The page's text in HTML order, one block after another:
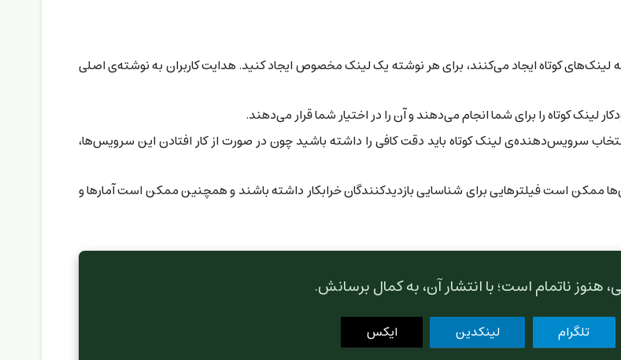
کوتاه ایجاد می‌کنند، برای هر نوشته یک لینک مخصوص ایجاد کنید. هدایت کاربران به نوشته‌ی اصلی
کوتاه را برای شما انجام می‌دهند و آن را در اختیار شما قرار می‌دهند.
سرویس‌دهنده‌ی لینک کوتاه باید دقت کافی را داشته باشید چون در صورت از کار افتادن این سرویس‌ها،
ممکن است فیلترهایی برای شناسایی بازدیدکنندگان خرابکار داشته باشند و همچنین ممکن است آمارها و
هنوز ناتمام است؛ با انتشار آن، به کمال برسانش.
تلگرام لینکدین ایکس